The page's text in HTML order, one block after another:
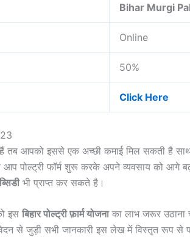
Bihar Murgi
Online
50%
Click Here
तब आपको इससे एक अच्छी कमाई मिल सकती है
आप पोल्ट्री फॉर्म शुरू करके अपने व्यवसाय को आगे
भी प्राप्त कर सकते है।
इस बिहार पोल्ट्री फ़ार्म योजनाका लाभ जरूर उठाना
से जुड़ी सभी जानकारी इस लेख में विस्तृत रूप से